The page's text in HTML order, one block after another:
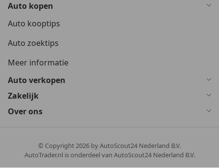
Auto kopen
Auto kooptips
Auto zoektips
Meer informatie
Auto verkopen
Zakelijk
Over ons
© Copyright2026 by AutoScout24 Nederland B.V.
AutoTrader.nl is onderdeel van AutoScout24 Nederland B.V.